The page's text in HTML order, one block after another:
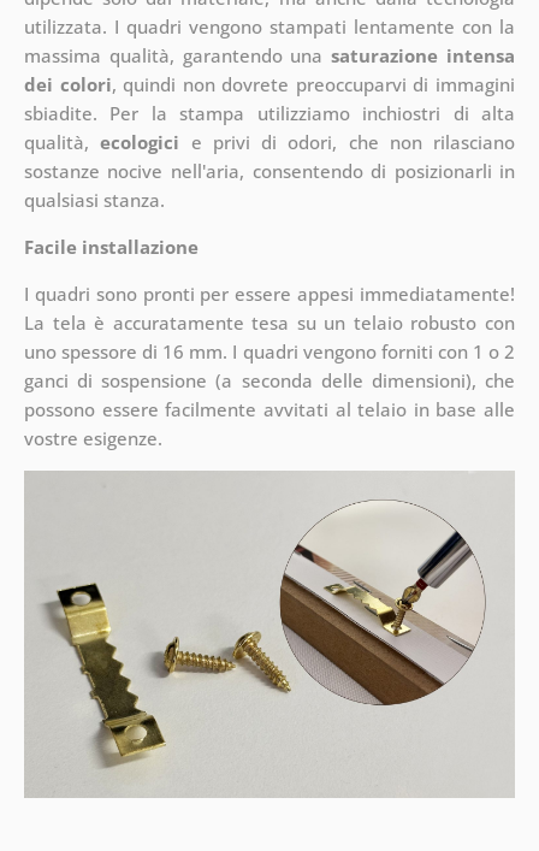
utilizzata. I quadri vengono stampati lentamente con la
massima qualità, garantendo unasaturazione intensa
dei colori, quindi non dovrete preoccuparvi di immagini
sbiadite. Per la stampa utilizziamo inchiostri di alta
qualità,ecologici e privi di odori, che non rilasciano
sostanze nocive nell'aria, consentendo di posizionarli in
qualsiasi stanza.
Facile installazione
I quadri sono pronti per essere appesi immediatamente!
La tela è accuratamente tesa su un telaio robusto con
uno spessore di 16 mm. I quadri vengono forniti con 1 o 2
ganci di sospensione (a seconda delle dimensioni), che
possono essere facilmente avvitati al telaio in base alle
vostre esigenze.